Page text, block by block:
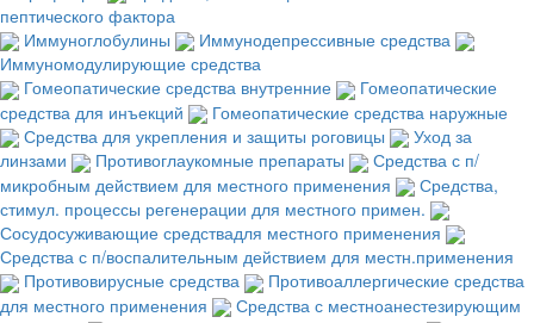
пептического фактора
Иммуноглобулины
Иммунодепрессивные средства
Иммуномодулирующие средства
Гомеопатические средства внутренние
Гомеопатические
средства для инъекций
Гомеопатические средства наружные
Средства для укрепления и защиты роговицы
Уход за
линзами
Противоглаукомные препараты
Средства с п/
микробным действием для местного применения
Средства,
стимул. процессы регенерации для местного примен.
Сосудосуживающие средствадля местного применения
Средства с п/воспалительным действием для местн.применения
Противовирусные средства
Противоаллергические средства
для местного применения
Средства с местноанестезирующим